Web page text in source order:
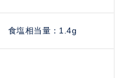
食塩相当量：1.4g